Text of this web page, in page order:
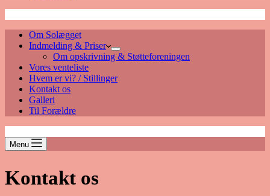
Om Solægget
Indmelding & Priser
Om opskrivning & Støtteforeningen
Vores venteliste
Hvem er vi? / Stillinger
Kontakt os
Galleri
Til Forældre
Menu
Kontakt os